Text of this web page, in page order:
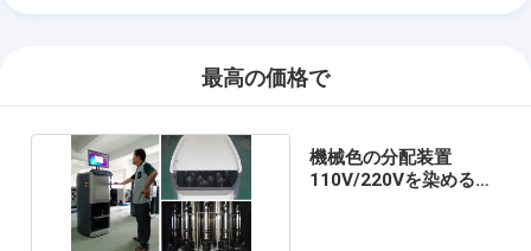
最高の価格で
機械色の分配装置
110V/220Vを染める